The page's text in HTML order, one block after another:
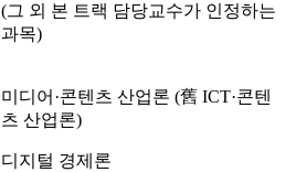
(그 외 본 트랙 담당교수가 인정하는
과목)
미디어·콘텐츠 산업론 (舊 ICT·콘텐
츠 산업론)
디지털 경제론